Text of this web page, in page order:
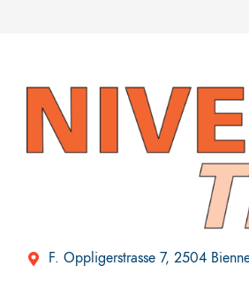
F. Oppligerstrasse 7, 2504